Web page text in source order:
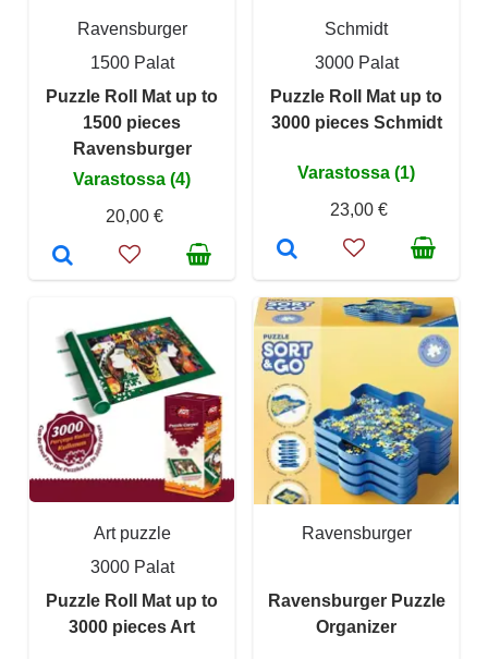
Ravensburger
1500 Palat
Puzzle Roll Mat up to
1500 pieces
Ravensburger
Varastossa (4)
20,00 €
Schmidt
3000 Palat
Puzzle Roll Mat up to
3000 pieces Schmidt
Varastossa (1)
23,00 €
Art puzzle
3000 Palat
Puzzle Roll Mat up to
3000 pieces Art
Ravensburger
Ravensburger Puzzle
Organizer